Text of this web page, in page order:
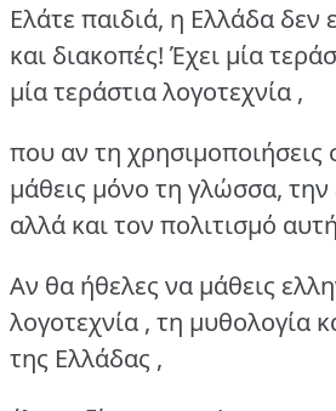
Ελάτε παιδιά, η Ελλάδα δεν
και διακοπές! Έχει μία
μία τεράστια λογοτεχνία ,
που αν τη
μάθεις μόνο τη γλώσσα,
αλλά και τον πολιτισμό
Αν θα ήθελες να μάθεις
λογοτεχνία , τη μυθολογία
της Ελλάδας ,